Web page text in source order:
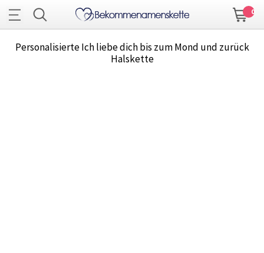
0
Personalisierte Ich liebe dich bis zum Mond und zurück
Halskette